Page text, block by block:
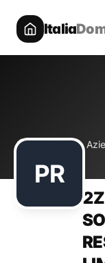
Italia
HomeDirectory
PR